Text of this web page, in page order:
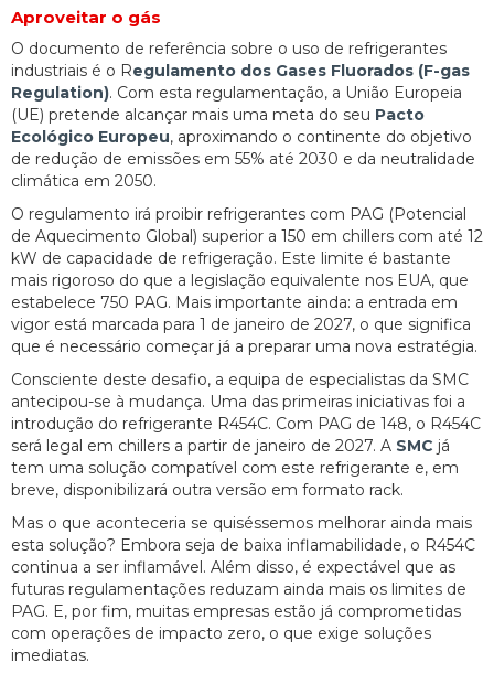
Aproveitar o gás
O documento de referência sobre o uso de refrigerantes
industriais é o Regulamento dos Gases Fluorados (F-gas
Regulation). Com esta regulamentação, a União Europeia
(UE) pretende alcançar mais uma meta do seu Pacto
Ecológico Europeu, aproximando o continente do objetivo
de redução de emissões em 55% até 2030 e da neutralidade
climática em 2050.
O regulamento irá proibir refrigerantes com PAG (Potencial
de Aquecimento Global) superior a 150 em chillers com até 12
kW de capacidade de refrigeração. Este limite é bastante
mais rigoroso do que a legislação equivalente nos EUA, que
estabelece 750 PAG. Mais importante ainda: a entrada em
vigor está marcada para 1 de janeiro de 2027, o que significa
que é necessário começar já a preparar uma nova estratégia.
Consciente deste desafio, a equipa de especialistas da SMC
antecipou-se à mudança. Uma das primeiras iniciativas foi a
introdução do refrigerante R454C. Com PAG de 148, o R454C
será legal em chillers a partir de janeiro de 2027. A SMC já
tem uma solução compatível com este refrigerante e, em
breve, disponibilizará outra versão em formato rack.
Mas o que aconteceria se quiséssemos melhorar ainda mais
esta solução? Embora seja de baixa inflamabilidade, o R454C
continua a ser inflamável. Além disso, é expectável que as
futuras regulamentações reduzam ainda mais os limites de
PAG. E, por fim, muitas empresas estão já comprometidas
com operações de impacto zero, o que exige soluções
imediatas.